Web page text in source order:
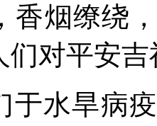
，香烟缭绕
们对平安
于水旱病